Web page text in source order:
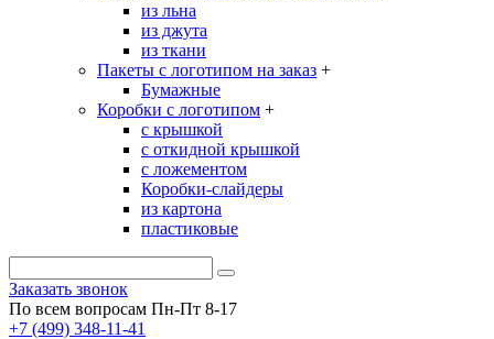
из льна
из джута
из ткани
Пакеты с логотипом на заказ +
Бумажные
Коробки с логотипом +
с крышкой
с откидной крышкой
с ложементом
Коробки-слайдеры
из картона
пластиковые
Заказать звонок
По всем вопросам Пн-Пт 8-17
+7 (499) 348-11-41